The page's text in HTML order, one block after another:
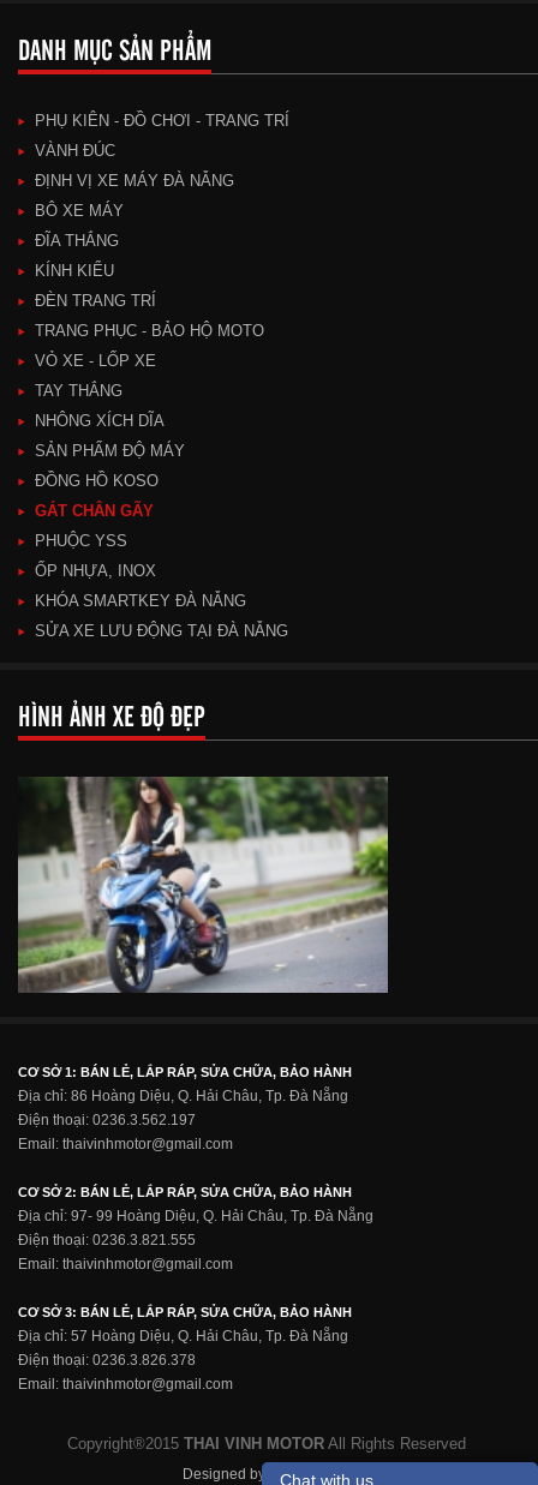
DANH MỤC SẢN PHẨM
PHỤ KIÊN - ĐỒ CHƠI - TRANG TRÍ
VÀNH ĐÚC
ĐỊNH VỊ XE MÁY ĐÀ NẴNG
BÔ XE MÁY
ĐĨA THẮNG
KÍNH KIỂU
ĐÈN TRANG TRÍ
TRANG PHỤC - BẢO HỘ MOTO
VỎ XE - LỐP XE
TAY THẮNG
NHÔNG XÍCH DĨA
SẢN PHẨM ĐỘ MÁY
ĐỒNG HỒ KOSO
GÁT CHÂN GÃY
PHUỘC YSS
ỐP NHỰA, INOX
KHÓA SMARTKEY ĐÀ NẴNG
SỬA XE LƯU ĐỘNG TẠI ĐÀ NẴNG
HÌNH ẢNH XE ĐỘ ĐẸP
CƠ SỞ 1: BÁN LẺ, LẮP RÁP, SỬA CHỮA, BẢO HÀNH
Địa chỉ: 86 Hoàng Diệu, Q. Hải Châu, Tp. Đà Nẵng
Điện thoại: 0236.3.562.197
Email: thaivinhmotor@gmail.com
CƠ SỞ 2: BÁN LẺ, LẮP RÁP, SỬA CHỮA, BẢO HÀNH
Địa chỉ: 97- 99 Hoàng Diệu, Q. Hải Châu, Tp. Đà Nẵng
Điện thoại: 0236.3.821.555
Email: thaivinhmotor@gmail.com
CƠ SỞ 3: BÁN LẺ, LẮP RÁP, SỬA CHỮA, BẢO HÀNH
Địa chỉ: 57 Hoàng Diệu, Q. Hải Châu, Tp. Đà Nẵng
Điện thoại: 0236.3.826.378
Email: thaivinhmotor@gmail.com
Copyright®2015 THAI VINH MOTOR All Rights Reserved
Designed by Go On Group
Chat with us